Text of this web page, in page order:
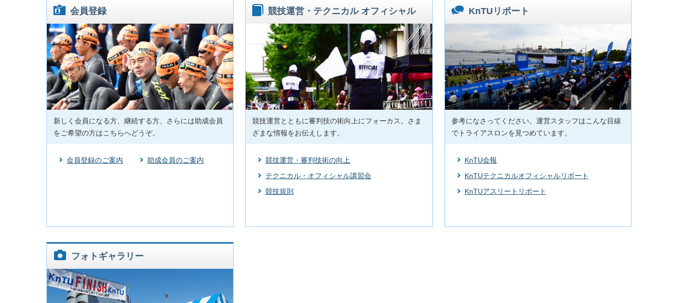
会員登録
新しく会員になる方、継続する方、さらには助成会員
をご希望の方はこちらへどうぞ。
会員登録のご案内 助成会員のご案内
競技運営・テクニカル オフィシャル
競技運営とともに審判技の術向上にフォーカス。さま
ざまな情報をお伝えします。
競技運営・審判技術の向上
テクニカル・オフィシャル講習会
競技規則
KnTUリポート
参考になさってください。運営スタッフはこんな目線
でトライアスロンを見つめています。
KnTU会報
KnTUテクニカルオフィシャルリポート
KnTUアスリートリポート
フォトギャラリー